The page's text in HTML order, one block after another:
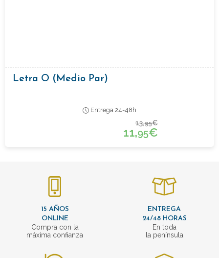
Letra O (medio Par)
Entrega 24-48h
13,95€
11,95€
15 AÑOS
ONLINE
Compra con la
máxima confianza
ENTREGA
24/48 HORAS
En toda
la península